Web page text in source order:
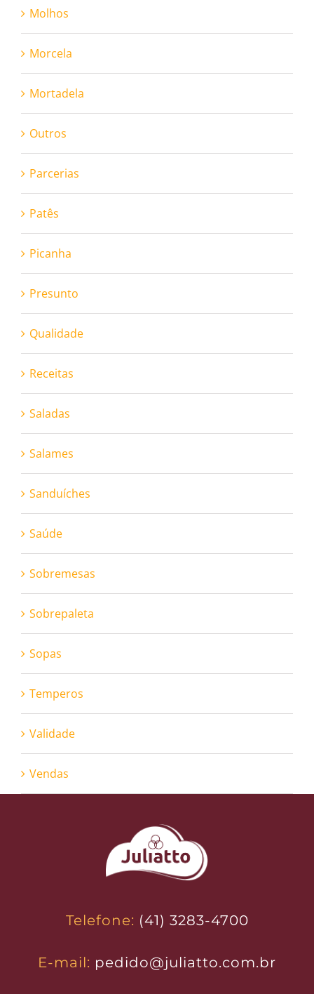
Molhos
Morcela
Mortadela
Outros
Parcerias
Patês
Picanha
Presunto
Qualidade
Receitas
Saladas
Salames
Sanduíches
Saúde
Sobremesas
Sobrepaleta
Sopas
Temperos
Validade
Vendas
Telefone: (41) 3283-4700
E-mail: pedido@juliatto.com.br